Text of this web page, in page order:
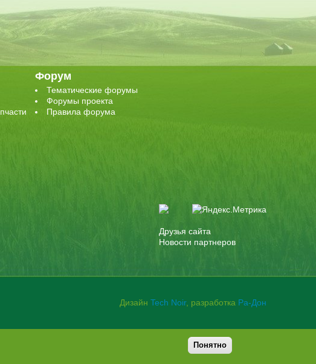
Форум
Тематические форумы
Форумы проекта
Правила форума
Друзья сайта
Новости партнеров
данных
Дизайн Tech Noir, разработка Ра-Дон
Понятно